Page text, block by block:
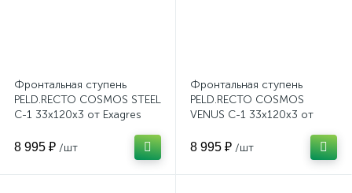
Фронтальная ступень
PELD.RECTO COSMOS STEEL
C-1 33x120x3 от Exagres
8 995 ₽ /шт
Фронтальная ступень
PELD.RECTO COSMOS
VENUS C-1 33x120x3 от
8 995 ₽ /шт